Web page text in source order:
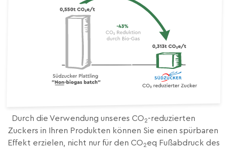
Durch die Verwendung unseres CO2-reduzierten
Zuckers in Ihren Produkten können Sie einen spürbaren
Effekt erzielen, nicht nur für den CO2eq Fußabdruck des